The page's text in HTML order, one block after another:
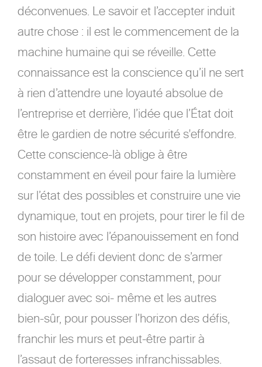
déconvenues. Le savoir et l’accepter induit
autre chose : il est le commencement de la
machine humaine qui se réveille. Cette
connaissance est la conscience qu’il ne sert
à rien d’attendre une loyauté absolue de
l’entreprise et derrière, l’idée que l’État doit
être le gardien de notre sécurité s'effondre.
Cette conscience-là oblige à être
constamment en éveil pour faire la lumière
sur l’état des possibles et construire une vie
dynamique, tout en projets, pour tirer le fil de
son histoire avec l’épanouissement en fond
de toile. Le défi devient donc de s’armer
pour se développer constamment, pour
dialoguer avec soi- même et les autres
bien-sûr, pour pousser l’horizon des défis,
franchir les murs et peut-être partir à
l’assaut de forteresses infranchissables.